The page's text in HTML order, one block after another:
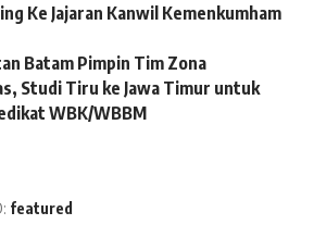
Ke Jajaran Kanwil Kemenkumham
Batam Pimpin Tim Zona
Studi Tiru ke Jawa Timur untuk
WBK/WBBM
featured